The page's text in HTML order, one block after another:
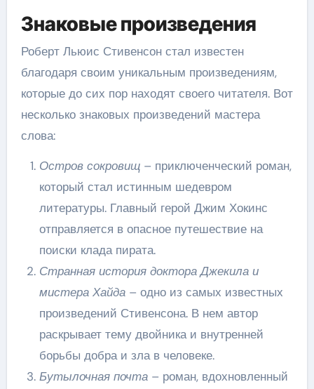
Знаковые произведения
Роберт Льюис Стивенсон стал известен
благодаря своим уникальным произведениям,
которые до сих пор находят своего читателя. Вот
несколько знаковых произведений мастера
слова:
Остров сокровищ– приключенческий роман,
который стал истинным шедевром
литературы. Главный герой Джим Хокинс
отправляется в опасное путешествие на
поиски клада пирата.
Странная история доктора Джекила и
мистера Хайда– одно из самых известных
произведений Стивенсона. В нем автор
раскрывает тему двойника и внутренней
борьбы добра и зла в человеке.
Бутылочная почта– роман, вдохновленный